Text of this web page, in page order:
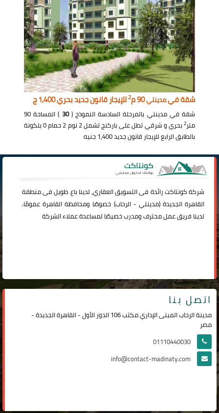
شقة فيمدينتي90 م 2للإيجار قانون جديد بحري 1,400 ج
شقة في مدينتي بالمرحلة السادسة النموذج (30
) المساحة 90
متر2
بحري و شرقي تطل على باركنج تشمل 2 نوم 2 حمام 0 بلكونة
بالطابق الرابع للإيجار قانون جديد 1,400 جنيه
شركةكونتاكترائدة فى التسويق العقاري، لدينا باع طويل فى منطقة
القاهرة الجديدة (مدينتي -الرحاب) خصوصًا ومحافظة القاهرة عمومًا.
لدينا فريق عمل محترف ومدرب خصيصًا لمساعدة عملاء الشركة
اتصل بنا
مدينة الرحاب المبنى الإداري مكتب 106 الدور الأول - القاهرة الجديدة -
مصر
01110440030
info@contact-madinaty.com